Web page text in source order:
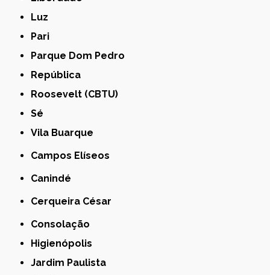
Luz
Pari
Parque Dom Pedro
República
Roosevelt (CBTU)
Sé
Vila Buarque
Campos Elíseos
Canindé
Cerqueira César
Consolação
Higienópolis
Jardim Paulista